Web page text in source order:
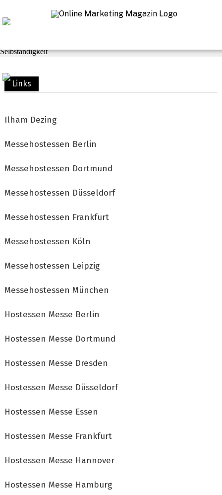
SEO & Linkbuilding
Marketing & Kommunikation
Selbständigkeit
Links
Ilham Dezing
Messehostessen Berlin
Messehostessen Dortmund
Messehostessen Düsseldorf
Messehostessen Frankfurt
Messehostessen Köln
Messehostessen Leipzig
Messehostessen München
Hostessen Messe Berlin
Hostessen Messe Dortmund
Hostessen Messe Dresden
Hostessen Messe Düsseldorf
Hostessen Messe Essen
Hostessen Messe Frankfurt
Hostessen Messe Hannover
Hostessen Messe Hamburg